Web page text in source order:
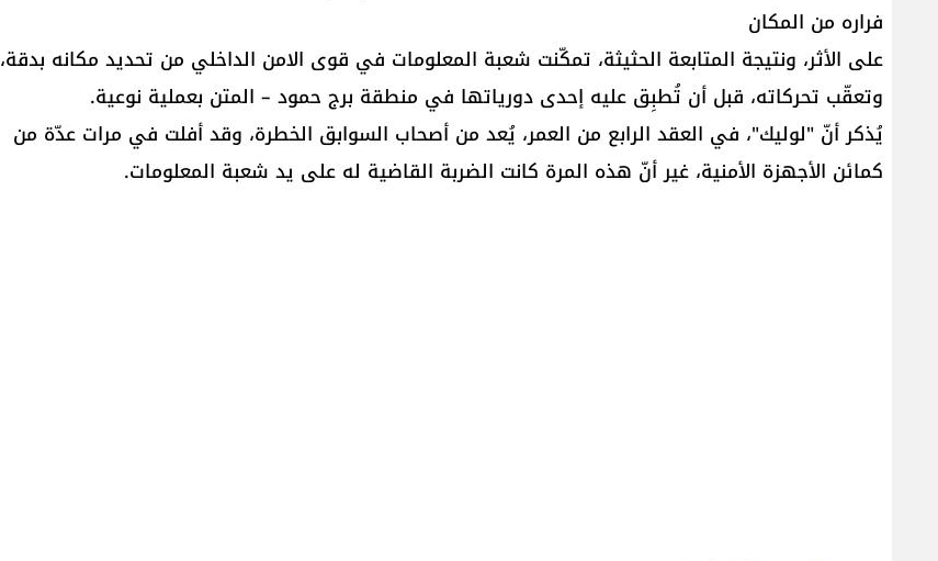
فراره من المكان
على الأثر، ونتيجة المتابعة الحثيثة، تمكّنت شعبة المعلومات في قوى الامن الداخلي من تحديد مكانه بدقة،
وتعقّب تحركاته، قبل أن تُطبِق عليه إحدى دورياتها في منطقة برج حمود – المتن بعملية نوعية.
يُذكر أنّ "لوليك"، في العقد الرابع من العمر، يُعد من أصحاب السوابق الخطرة، وقد أفلت في مرات عدّة من
كمائن الأجهزة الأمنية، غير أنّ هذه المرة كانت الضربة القاضية له على يد شعبة المعلومات.